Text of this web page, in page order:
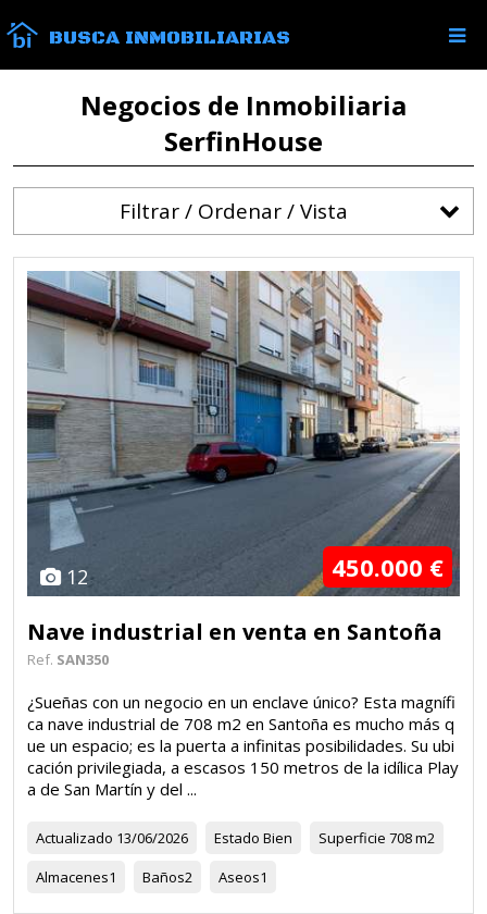
BUSCA INMOBILIARIAS
Negocios de Inmobiliaria
SerfinHouse
Filtrar / Ordenar / Vista
12 450.000 €
Nave industrial en venta en Santoña
Ref. SAN350
¿Sueñas con un negocio en un enclave único? Esta magnífi
ca nave industrial de 708 m2 en Santoña es mucho más q
ue un espacio; es la puerta a infinitas posibilidades. Su ubi
cación privilegiada, a escasos 150 metros de la idílica Play
a de San Martín y del ...
Actualizado 13/06/2026 Estado Bien Superficie 708 m2
Almacenes1 Baños2 Aseos1